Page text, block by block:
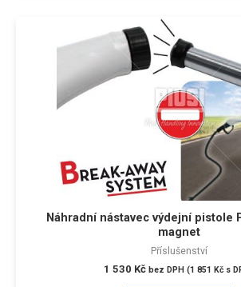
Náhradní nástavec výdejní pistole
magnet
Příslušenství
1 530 Kč bez DPH (1 851 Kč s